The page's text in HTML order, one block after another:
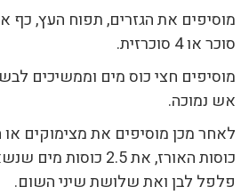
מוסיפים את הגזרים, תפוח העץ, כף
סוכר או 4 סוכרזית.
מוסיפים חצי כוס מים וממשיכים
אש נמוכה.
כוסות האורז, את 2.5
פלפל לבן ואת שלושת שיני השום.